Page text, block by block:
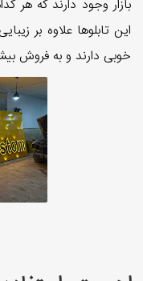
بازار وجود دارند که هر
این تابلوها علاوه بر
خوبی دارند و به فروش